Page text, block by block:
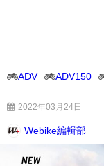
ADV ADV150
2022年03月24日
Webike編輯部